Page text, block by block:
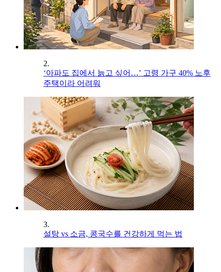
2.
‘아파도 집에서 늙고 싶어…’ 고령 가구 40% 노후
주택이라 어려워
3.
설탕 vs 소금, 콩국수를 건강하게 먹는 법